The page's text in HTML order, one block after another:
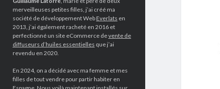
merveilleuses petites filles, j’ai créé ma
société de développement Web Everlats en
2013, j’ai également racheté en 2016 et
perfectionné un site eCommerce devente de
diffuseurs d’huiles essentielles que j’ai
revendu en 2020.
En 2024, on a décidé avec ma femme et mes
filles de tout vendre pour partir habiter en